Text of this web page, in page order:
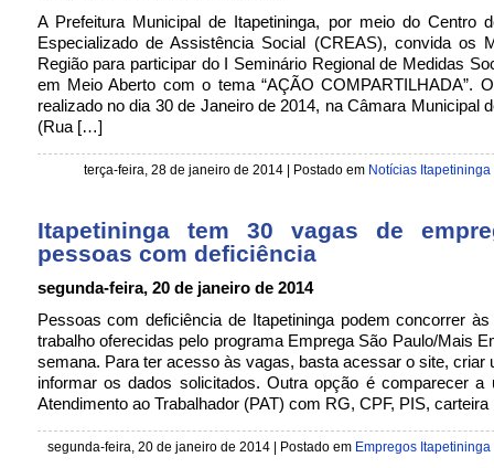
A Prefeitura Municipal de Itapetininga, por meio do Centro
Especializado de Assistência Social (CREAS), convida os
Região para participar do I Seminário Regional de Medidas
em Meio Aberto com o tema “AÇÃO COMPARTILHADA”.
realizado no dia 30 de Janeiro de 2014, na Câmara Municipal
(Rua […]
terça-feira, 28 de janeiro de 2014 | Postado em Notícias Itapetininga
Itapetininga tem 30 vagas de
pessoas com deficiência
segunda-feira, 20 de janeiro de 2014
Pessoas com deficiência de Itapetininga podem concorrer
trabalho oferecidas pelo programa Emprega São Paulo/Mais
semana. Para ter acesso às vagas, basta acessar o site, criar
informar os dados solicitados. Outra opção é comparecer a
Atendimento ao Trabalhador (PAT) com RG, CPF, PIS,
segunda-feira, 20 de janeiro de 2014 | Postado em Empregos Itapetininga